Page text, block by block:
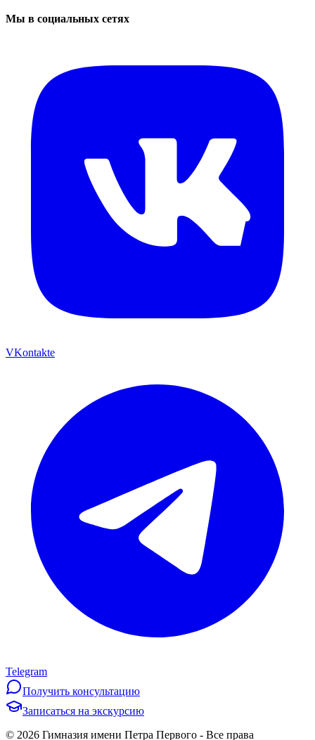
Мы в социальных сетях
VKontakte
Telegram
Получить консультацию
Записаться на экскурсию
© 2026 Гимназия имени Петра Первого - Все права